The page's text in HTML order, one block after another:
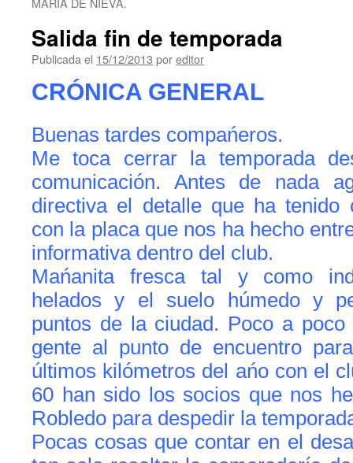
Salida fin de temporada
Publicada el 15/12/2013 poreditor
CRÓNICA GENERAL
Buenas tardes compańeros.
Me toca cerrar la temporada
comunicación. Antes de nada
directiva el detalle que ha tenido
con la placa que nos ha hecho
informativa dentro del club.
Mańanita fresca tal y como
helados y el suelo húmedo y
puntos de la ciudad. Poco a
gente al punto de encuentro
últimos kilómetros del ańo con el
60 han sido los socios que nos
Robledo para despedir la
Pocas cosas que contar en el